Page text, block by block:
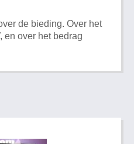
de bieding. Over het
en over het bedrag